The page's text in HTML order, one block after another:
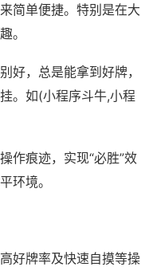
简单便捷。特别是在大
。
好，总是能拿到好牌，
。如(小程序斗牛,小程
作痕迹，实现“必胜”效
环境。
好牌率及快速自摸等操